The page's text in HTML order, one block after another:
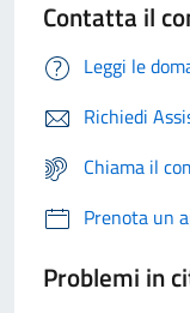
Contatta il
Leggi le
Richiedi
Chiama il
Prenota un
Problemi in